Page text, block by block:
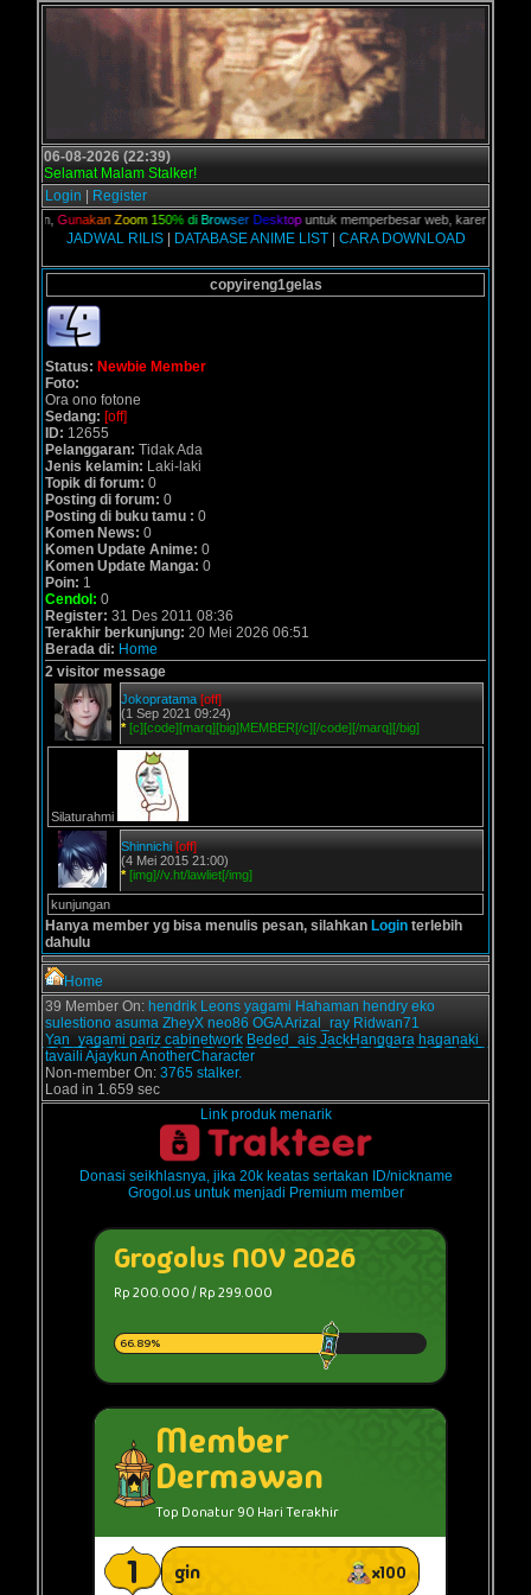
06-08-2026 (22:39)
Selamat Malam Stalker!
Login
Register
G unakan Zoom 150% di Br owser Desktopuntuk memperbesar web, karena aslinya
JADWAL RILIS| DATABASE ANIME LIST| CARA DOWNLOAD
copyireng1gelas
Status: Newbie Member
Foto:
Ora ono fotone
Sedang: [off]
ID: 12655
Pelanggaran: Tidak Ada
Jenis kelamin: Laki-laki
Topik di forum: 0
Posting di forum: 0
Posting di buku tamu : 0
Komen News: 0
Komen Update Anime: 0
Komen Update Manga: 0
Poin: 1
Cendol: 0
Register: 31 Des 2011 08:36
Terakhir berkunjung: 20 Mei 2026 06:51
Berada di: Home
2 visitor message
Jokopratama [off]
(1 Sep 2021 09:24)
* [c][code][marq][big]MEMBER[/c][/code][/marq][/big]
Silaturahmi
Shinnichi [off]
(4 Mei 2015 21:00)
* [img]//v.ht/lawliet[/img]
kunjungan
Hanya member yg bisa menulis pesan, silahkan Login terlebih
dahulu
Home
39 Member On: hendrik Leons yagami Hahaman hendry eko
sulestiono asuma ZheyX neo86 OGAArizal_ray Ridwan71
Yan_yagami pariz cabinetwork Beded_ais JackHanggara haganaki
tavaili Ajaykun AnotherCharacter
Non-member On: 3765 stalker.
Load in 1.659 sec
Link produk menarik
Donasi seikhlasnya, jika 20k keatas sertakan ID/nickname
Grogol.us untuk menjadi Premium member